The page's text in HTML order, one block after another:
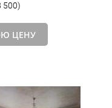
500)
ЦЕНУ